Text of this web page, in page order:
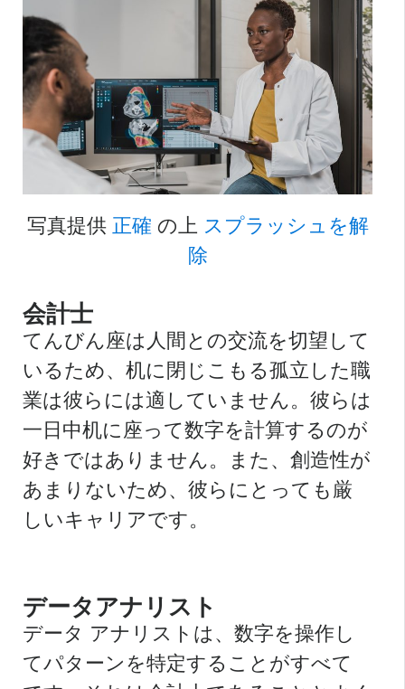
写真提供 正確 の上 スプラッシュを解
除
会計士
てんびん座は人間との交流を切望して
いるため、机に閉じこもる孤立した職
業は彼らには適していません。彼らは
一日中机に座って数字を計算するのが
好きではありません。また、創造性が
あまりないため、彼らにとっても厳
しいキャリアです。
データアナリスト
データ アナリストは、数字を操作し
てパターンを特定することがすべて